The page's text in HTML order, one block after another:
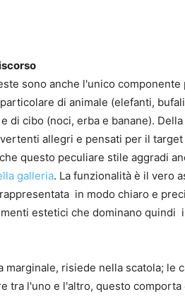
sono anche l'unico
di animale (elefanti,
di cibo (noci, erba e banane).
allegri e pensati per il
questo peculiare stile aggradi
galleria. La funzionalità è il vero
in modo chiaro e
estetici che dominano quindi
marginale, risiede nella scatola; le
tra l'uno e l'altro, questo comporta